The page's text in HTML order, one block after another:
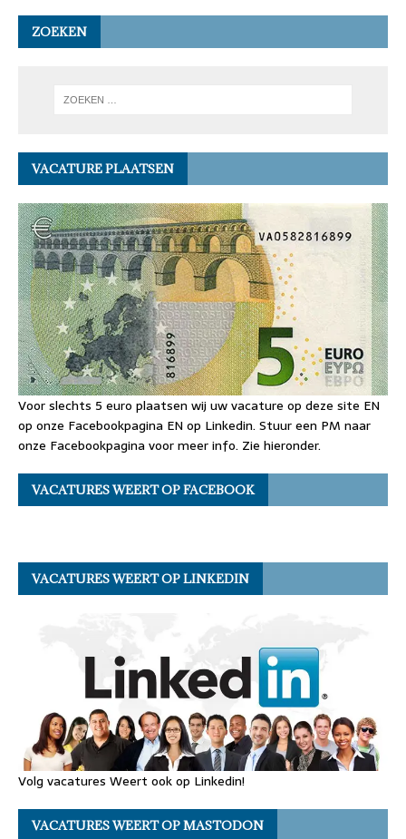
ZOEKEN
VACATURE PLAATSEN
Voor slechts 5 euro plaatsen wij uw vacature op deze site EN
op onze Facebookpagina EN op Linkedin. Stuur een PM naar
onze Facebookpagina voor meer info. Zie hieronder.
VACATURES WEERT OP FACEBOOK
VACATURES WEERT OP LINKEDIN
Volg vacatures Weert ook op Linkedin!
VACATURES WEERT OP MASTODON